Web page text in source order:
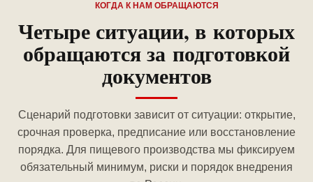
КОГДА К НАМ ОБРАЩАЮТСЯ
Четыре ситуации, в которых
обращаются за подготовкой
документов
Сценарий подготовки зависит от ситуации: открытие,
срочная проверка, предписание или восстановление
порядка. Для пищевого производства мы фиксируем
обязательный минимум, риски и порядок внедрения